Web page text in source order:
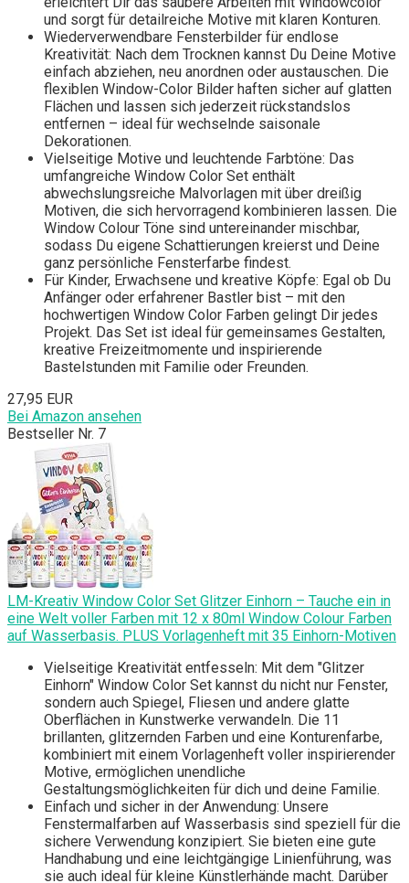
und sorgt für detailreiche Motive mit klaren Konturen.
Wiederverwendbare Fensterbilder für endlose
Kreativität: Nach dem Trocknen kannst Du Deine Motive
einfach abziehen, neu anordnen oder austauschen. Die
flexiblen Window-Color Bilder haften sicher auf glatten
Flächen und lassen sich jederzeit rückstandslos
entfernen – ideal für wechselnde saisonale
Dekorationen.
Vielseitige Motive und leuchtende Farbtöne: Das
umfangreiche Window Color Set enthält
abwechslungsreiche Malvorlagen mit über dreißig
Motiven, die sich hervorragend kombinieren lassen. Die
Window Colour Töne sind untereinander mischbar,
sodass Du eigene Schattierungen kreierst und Deine
ganz persönliche Fensterfarbe findest.
Für Kinder, Erwachsene und kreative Köpfe: Egal ob Du
Anfänger oder erfahrener Bastler bist – mit den
hochwertigen Window Color Farben gelingt Dir jedes
Projekt. Das Set ist ideal für gemeinsames Gestalten,
kreative Freizeitmomente und inspirierende
Bastelstunden mit Familie oder Freunden.
27,95 EUR
Bei Amazon ansehen
Bestseller Nr. 7
LM-Kreativ Window Color Set Glitzer Einhorn – Tauche ein in
eine Welt voller Farben mit 12 x 80ml Window Colour Farben
auf Wasserbasis. PLUS Vorlagenheft mit 35 Einhorn-Motiven
Vielseitige Kreativität entfesseln: Mit dem "Glitzer
Einhorn" Window Color Set kannst du nicht nur Fenster,
sondern auch Spiegel, Fliesen und andere glatte
Oberflächen in Kunstwerke verwandeln. Die 11
brillanten, glitzernden Farben und eine Konturenfarbe,
kombiniert mit einem Vorlagenheft voller inspirierender
Motive, ermöglichen unendliche
Gestaltungsmöglichkeiten für dich und deine Familie.
Einfach und sicher in der Anwendung: Unsere
Fenstermalfarben auf Wasserbasis sind speziell für die
sichere Verwendung konzipiert. Sie bieten eine gute
Handhabung und eine leichtgängige Linienführung, was
sie auch ideal für kleine Künstlerhände macht. Darüber